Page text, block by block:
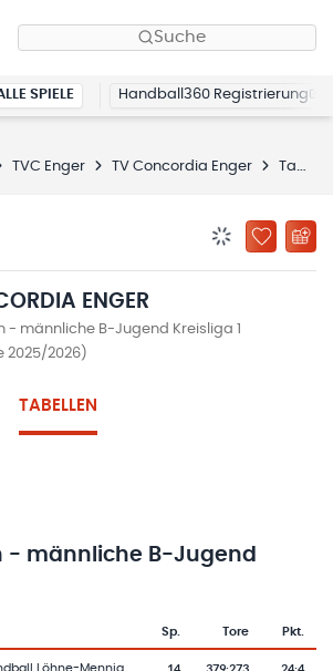
Suche
SPIELE Handball360 Registrierung
TVC Enger TV Concordia Enger Tabellen
ZU
ENGER
- männliche B-Jugend Kreisliga 1
2025/2026)
TABELLEN
- männliche B-Jugend
Spielen, Toren und Punkten
Sp. Tore Pkt.
14 379:273 24:4